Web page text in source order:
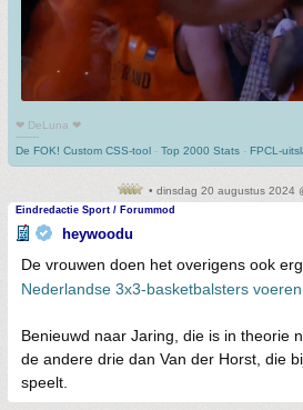
❤ DeLuna ❤
-------
De FOK! Custom CSS-tool - Top 2000 Stats - FPCL-
• dinsdag 20 augustus 2024
Eindredactie Sport / Forummod
heywoodu
De vrouwen doen het overigens ook
Nederlandse 3x3-basketbalsters
Benieuwd naar Jaring, die is in theorie
de andere drie dan Van der Horst, die
speelt.